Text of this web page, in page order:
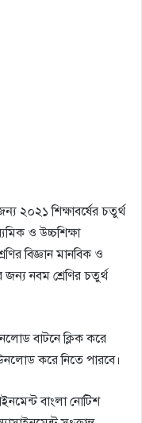
২০২১ শিক্ষাবর্ষের চতুর্থ
ও উচ্চশিক্ষা
বিজ্ঞান মানবিক ও
জন্য নবম শ্রেণির চতুর্থ
বাটনে ক্লিক করে
করে নিতে পারবে।
বাংলা নোটিশ